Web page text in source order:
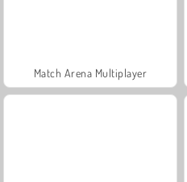
Match Arena Multiplayer